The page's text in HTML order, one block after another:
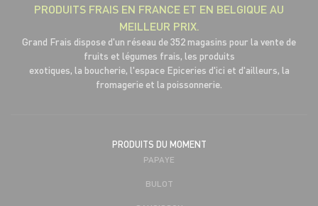
PRODUITS FRAIS EN FRANCE ET EN BELGIQUE AU
MEILLEUR PRIX.
Grand Frais dispose d'un réseau de 352 magasins pour la vente de
fruits et légumes frais, les produits
exotiques, la boucherie, l'espace Epiceries d'ici et d'ailleurs, la
fromagerie et la poissonnerie.
PRODUITS DU MOMENT
PAPAYE
BULOT